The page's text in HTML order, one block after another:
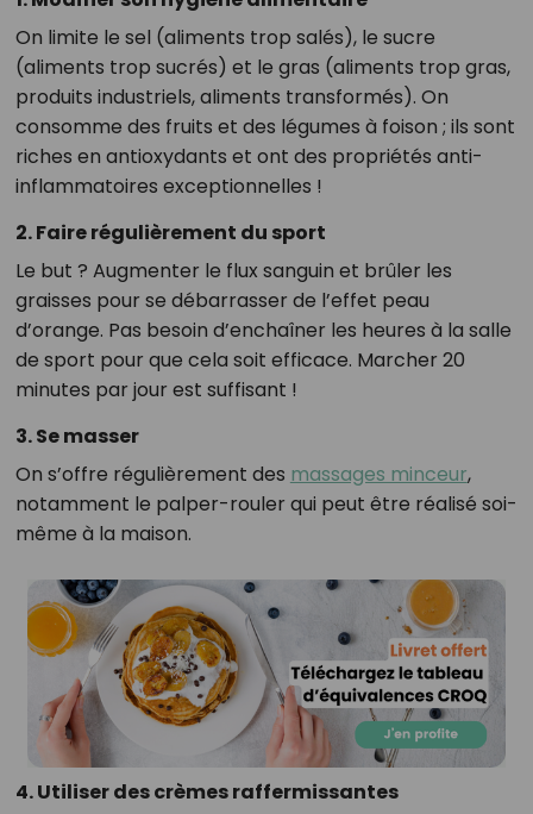
On limite le sel (aliments trop salés), le sucre
(aliments trop sucrés) et le gras (aliments trop gras,
produits industriels, aliments transformés). On
consomme des fruits et des légumes à foison ; ils sont
riches en antioxydants et ont des propriétés anti-
inflammatoires exceptionnelles !
2. Faire régulièrement du sport
Le but ? Augmenter le flux sanguin et brûler les
graisses pour se débarrasser de l’effet peau
d’orange. Pas besoin d’enchaîner les heures à la salle
de sport pour que cela soit efficace. Marcher 20
minutes par jour est suffisant !
3. Se masser
On s’offre régulièrement des massages minceur,
notamment le palper-rouler qui peut être réalisé soi-
même à la maison.
4. Utiliser des crèmes raffermissantes